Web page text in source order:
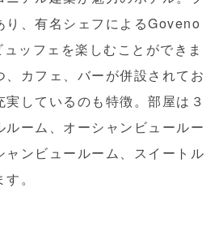
り、有名シェフによるGoveno
ッフェを楽しむことができま
カフェ、バーが併設されてお
しているのも特徴。部屋は３
ルーム、オーシャンビュールー
ャンビュールーム、スイートル
。